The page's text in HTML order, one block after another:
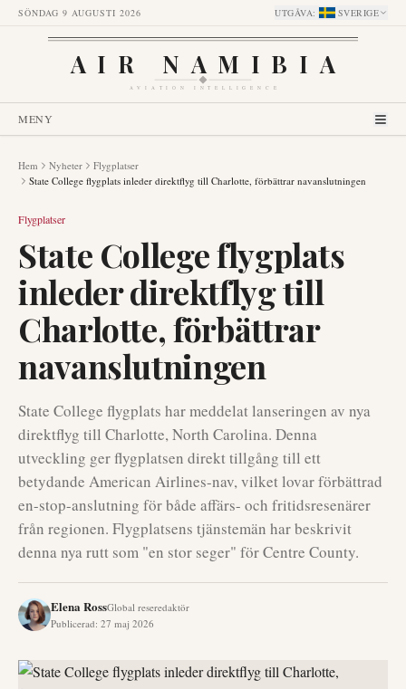
SÖNDAG 9 AUGUSTI 2026 UTGÅVA: SVERIGE
AIR NAMIBIA
AVIATION INTELLIGENCE
MENY
Hem Nyheter
Flygplatser
State College flygplats inleder direktflyg till Charlotte, förbättrar navanslutningen
Flygplatser
State College flygplats
inleder direktflyg till
Charlotte, förbättrar
navanslutningen
State College flygplats har meddelat lanseringen av nya
direktflyg till Charlotte, North Carolina. Denna
utveckling ger flygplatsen direkt tillgång till ett
betydande American Airlines-nav, vilket lovar förbättrad
en-stop-anslutning för både affärs- och fritidsresenärer
från regionen. Flygplatsens tjänstemän har beskrivit
denna nya rutt som "en stor seger" för Centre County.
Elena RossGlobal reseredaktör
Publicerad: 27 maj 2026